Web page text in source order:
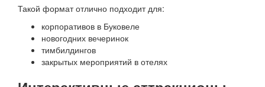
Такой формат отлично подходит для:
корпоративов в Буковеле
новогодних вечеринок
тимбилдингов
закрытых мероприятий в отелях